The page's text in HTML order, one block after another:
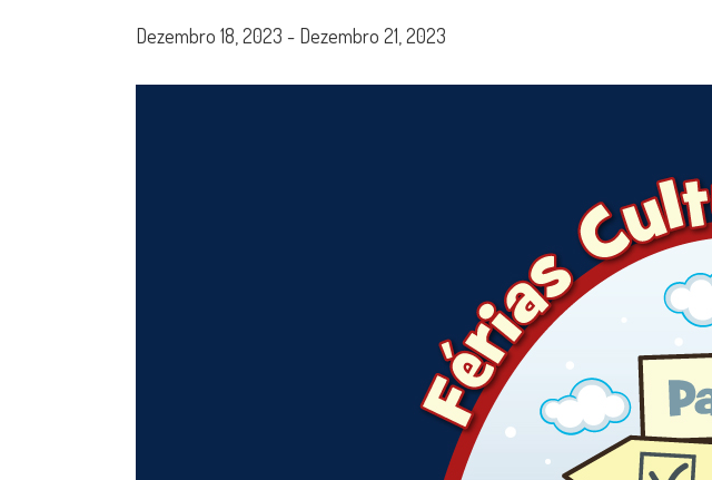
Dezembro 18, 2023 - Dezembro 21, 2023